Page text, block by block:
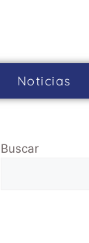
Noticias
Buscar